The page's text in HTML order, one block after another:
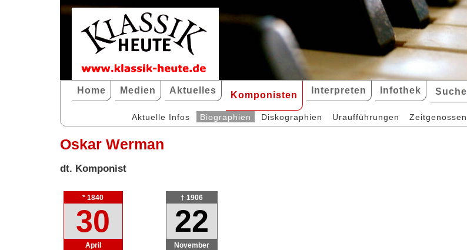
Home Medien Aktuelles Komponisten Interpreten Infothek Suche
Aktuelle Infos Biographien Diskographien Uraufführungen Zeitgenossen
Oskar Werman
dt. Komponist
* 1840
30
April
† 1906
22
November